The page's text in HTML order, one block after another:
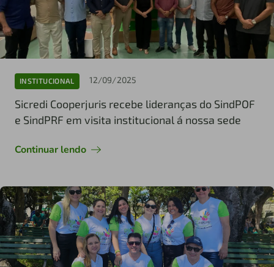
INSTITUCIONAL 12/09/2025
Sicredi Cooperjuris recebe lideranças do SindPOF
e SindPRF em visita institucional á nossa sede
Continuar lendo